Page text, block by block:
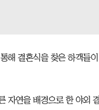
해 결혼식을 찾은 하객들
자연을 배경으로 한 야외